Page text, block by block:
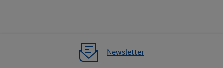
Newsletter